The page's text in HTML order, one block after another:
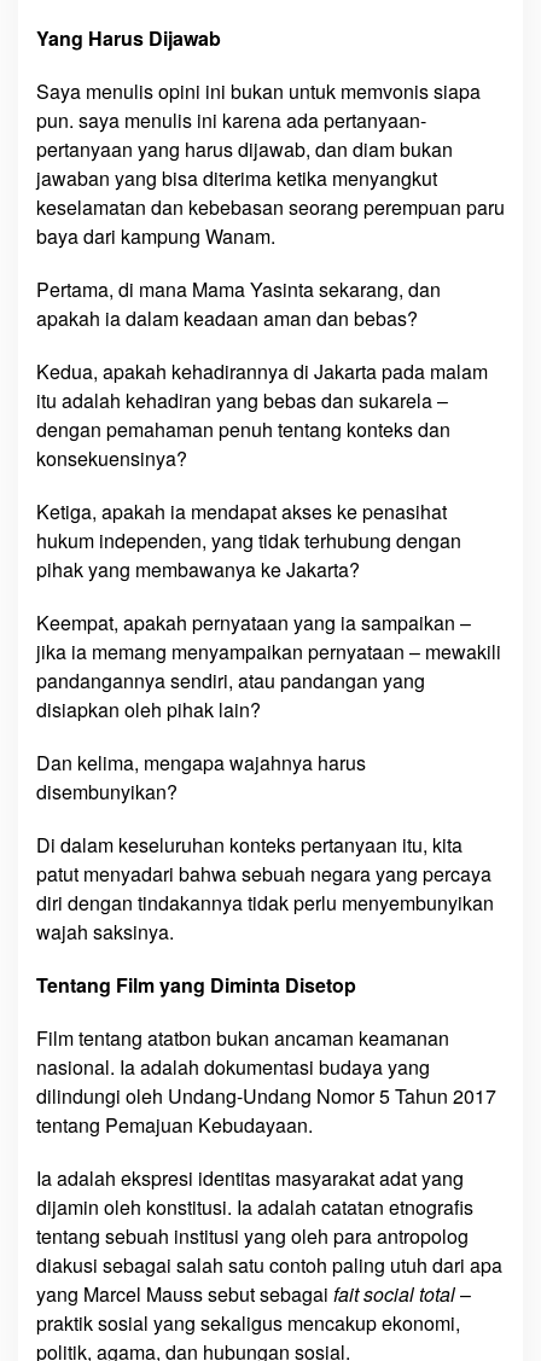
Yang Harus Dijawab
Saya menulis opini ini bukan untuk memvonis siapa
pun. saya menulis ini karena ada pertanyaan-
pertanyaan yang harus dijawab, dan diam bukan
jawaban yang bisa diterima ketika menyangkut
keselamatan dan kebebasan seorang perempuan paru
baya dari kampung Wanam.
Pertama, di mana Mama Yasinta sekarang, dan
apakah ia dalam keadaan aman dan bebas?
Kedua, apakah kehadirannya di Jakarta pada malam
itu adalah kehadiran yang bebas dan sukarela –
dengan pemahaman penuh tentang konteks dan
konsekuensinya?
Ketiga, apakah ia mendapat akses ke penasihat
hukum independen, yang tidak terhubung dengan
pihak yang membawanya ke Jakarta?
Keempat, apakah pernyataan yang ia sampaikan –
jika ia memang menyampaikan pernyataan – mewakili
pandangannya sendiri, atau pandangan yang
disiapkan oleh pihak lain?
Dan kelima, mengapa wajahnya harus
disembunyikan?
Di dalam keseluruhan konteks pertanyaan itu, kita
patut menyadari bahwa sebuah negara yang percaya
diri dengan tindakannya tidak perlu menyembunyikan
wajah saksinya.
Tentang Film yang Diminta Disetop
Film tentang atatbon bukan ancaman keamanan
nasional. Ia adalah dokumentasi budaya yang
dilindungi oleh Undang-Undang Nomor 5 Tahun 2017
tentang Pemajuan Kebudayaan.
Ia adalah ekspresi identitas masyarakat adat yang
dijamin oleh konstitusi. Ia adalah catatan etnografis
tentang sebuah institusi yang oleh para antropolog
diakusi sebagai salah satu contoh paling utuh dari apa
yang Marcel Mauss sebut sebagai fait social total–
praktik sosial yang sekaligus mencakup ekonomi,
politik, agama, dan hubungan sosial.